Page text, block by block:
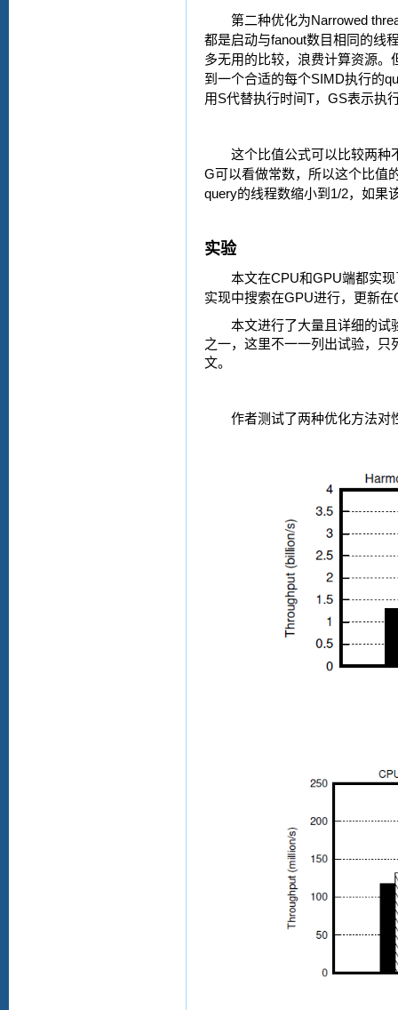
第二种优化为Narrowed
都是启动与fanout数目相同的线
多无用的比较，浪费计算资源。
到一个合适的每个SIMD执行的
用S代替执行时间 T， GS表示执
这个比值公式可以比较两种
G可以看做常数，所以这个比值
query的线程数缩小到 1/2，如果
实验
本文在CPU和GPU端都实
实现中搜索在GPU进行，更新在
本文进行了大量且详细的试
之一，这里不一一列出试验，
文。
作者测试了两种优化方法对